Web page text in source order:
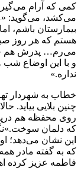
کمی که آرام‌
می‌کشد، می‌گوید:
بیمارستان باشم،
هستم که هر روز
می‌رم… پدرش هم
و با این اوضاع
نداره.»
خطاب به شهردار
چنین بلایی بیاید.
روی محفظه هم
که دلمان
این نشان‌ می‌دهد؛
که به گفته مادر
فاطمه عزیز کرده